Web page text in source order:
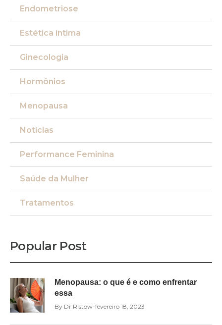
Endometriose
Estética íntima
Ginecologia
Hormônios
Menopausa
Notícias
Performance Feminina
Saúde da Mulher
Tratamentos
Popular Post
Menopausa: o que é e como enfrentar
essa
By Dr Ristow fevereiro 18, 2023